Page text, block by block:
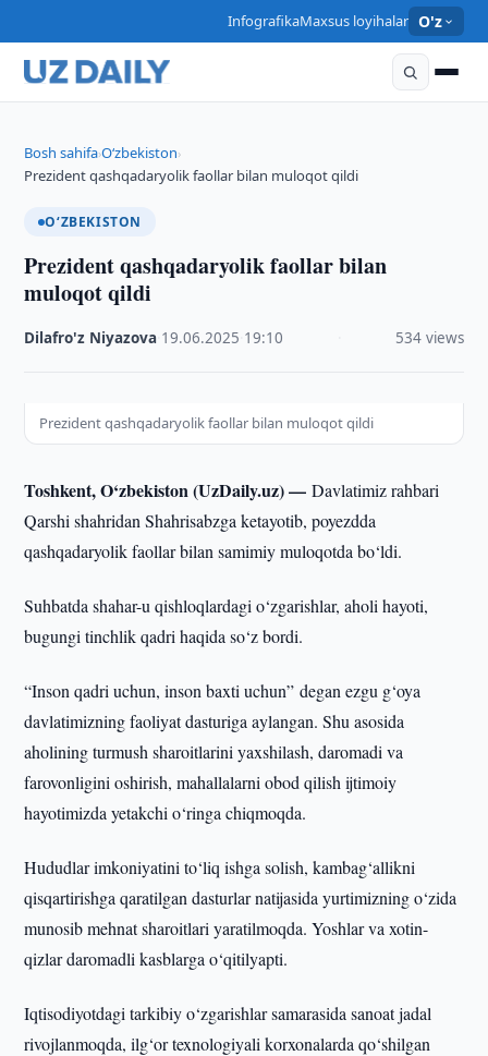
InfografikaMaxsus loyihalar O'z
Bosh sahifa›O‘zbekiston›
Prezident qashqadaryolik faollar bilan muloqot qildi
O‘ZBEKISTON
Prezident qashqadaryolik faollar bilan
muloqot qildi
Dilafro'z Niyazova 19.06.2025 19:10 534 views
Prezident qashqadaryolik faollar bilan muloqot qildi
Toshkent, O‘zbekiston (UzDaily.uz) —Davlatimiz rahbari
Qarshi shahridan Shahrisabzga ketayotib, poyezdda
qashqadaryolik faollar bilan samimiy muloqotda bo‘ldi.
Suhbatda shahar-u qishloqlardagi o‘zgarishlar, aholi hayoti,
bugungi tinchlik qadri haqida so‘z bordi.
“Inson qadri uchun, inson baxti uchun” degan ezgu g‘oya
davlatimizning faoliyat dasturiga aylangan. Shu asosida
aholining turmush sharoitlarini yaxshilash, daromadi va
farovonligini oshirish, mahallalarni obod qilish ijtimoiy
hayotimizda yetakchi o‘ringa chiqmoqda.
Hududlar imkoniyatini to‘liq ishga solish, kambag‘allikni
qisqartirishga qaratilgan dasturlar natijasida yurtimizning o‘zida
munosib mehnat sharoitlari yaratilmoqda. Yoshlar va xotin-
qizlar daromadli kasblarga o‘qitilyapti.
Iqtisodiyotdagi tarkibiy o‘zgarishlar samarasida sanoat jadal
rivojlanmoqda, ilg‘or texnologiyali korxonalarda qo‘shilgan